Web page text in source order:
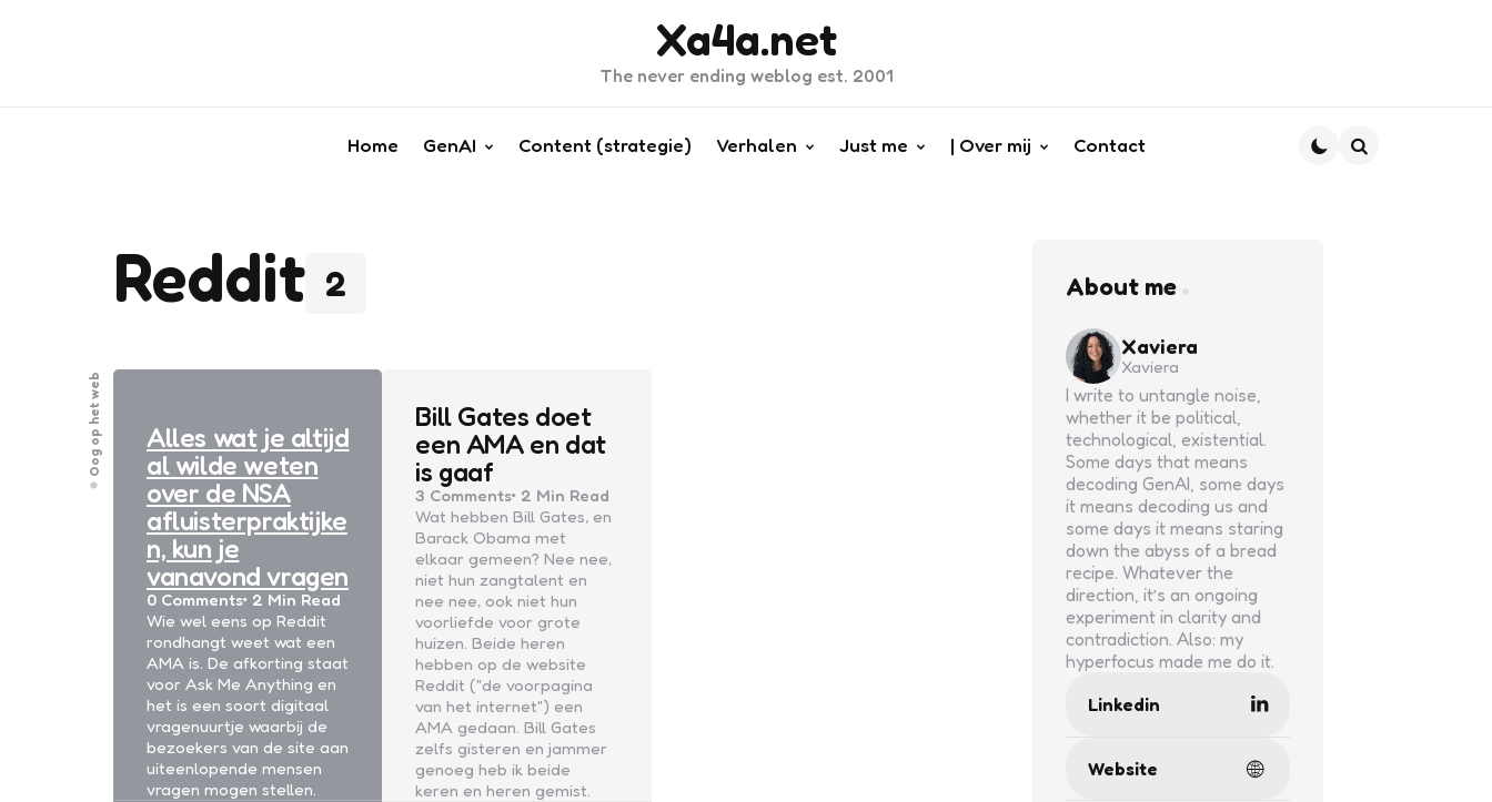
Xa4a.net
The never ending weblog est. 2001
Home GenAI Content (strategie) Verhalen Just me | Over mij Contact
2
Reddit
Oog op het web
Alles wat je altijd
al wilde weten
over de NSA
afluisterpraktijke
n, kun je
vanavond vragen
0 Comments 2 Min Read
Wie wel eens op Reddit
rondhangt weet wat een
AMA is. De afkorting staat
voor Ask Me Anything en
het is een soort digitaal
vragenuurtje waarbij de
bezoekers van de site aan
uiteenlopende mensen
vragen mogen stellen.
Bill Gates doet
een AMA en dat
is gaaf
3 Comments 2 Min Read
Wat hebben Bill Gates, en
Barack Obama met
elkaar gemeen? Nee nee,
niet hun zangtalent en
nee nee, ook niet hun
voorliefde voor grote
huizen. Beide heren
hebben op de website
Reddit ("de voorpagina
van het internet") een
AMA gedaan. Bill Gates
zelfs gisteren en jammer
genoeg heb ik beide
keren en heren gemist.
About me
Xaviera
Xaviera
I write to untangle noise,
whether it be political,
technological, existential.
Some days that means
decoding GenAI, some days
it means decoding us and
some days it means staring
down the abyss of a bread
recipe. Whatever the
direction, it’s an ongoing
experiment in clarity and
contradiction. Also: my
hyperfocus made me do it.
Linkedin
Website